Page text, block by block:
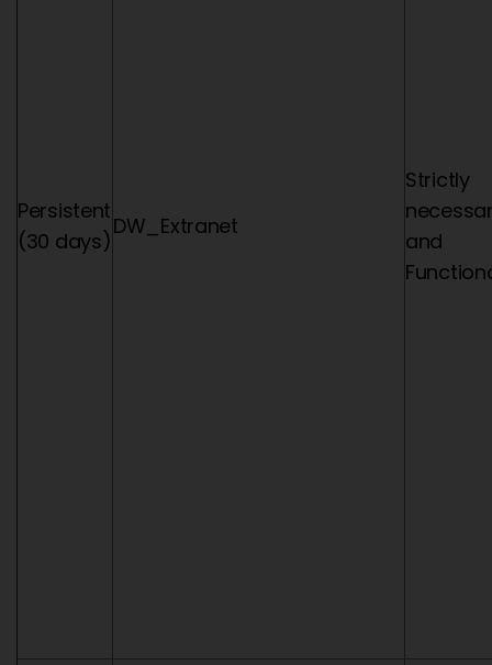
Persistent
(30 days)
DW_Extranet
Strictly
and